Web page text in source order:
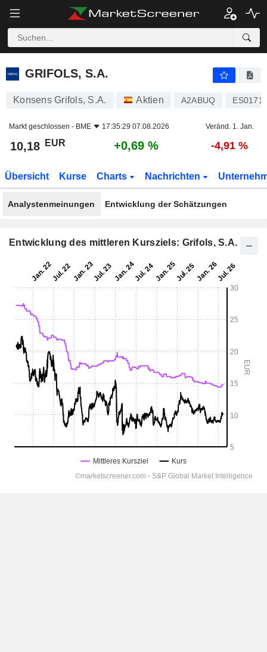
GRIFOLS, S.A.
GRIFOLS, S.A.
Konsens Grifols, S.A. Aktien A2ABUQ
Markt geschlossen - BME 17:35:29 07.08.2026 Veränd. 1. Jan.
10,18 EUR +0,69 % -4,91 %
Übersicht Kurse Charts Nachrichten
Analystenmeinungen Entwicklung der Schätzungen
Entwicklung des mittleren Kursziels: Grifols, S.A.